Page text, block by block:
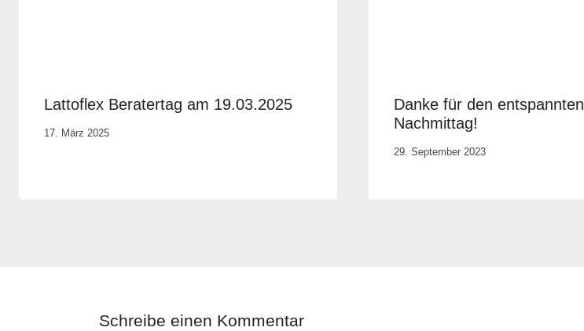
Lattoflex Beratertag am 19.03.2025
Von
17. März 2025
Danke für den entspannten
Nachmittag!
Von
29. September 2023
Schreibe einen Kommentar